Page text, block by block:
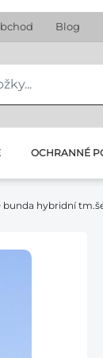
Blog
OCHRANNÉ
bunda hybridní